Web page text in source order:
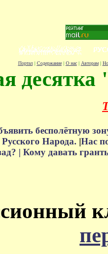
Портал| Содержание| О нас| Авторам|
десятка
бесполётную
Народа. |Нас
| Кому давать